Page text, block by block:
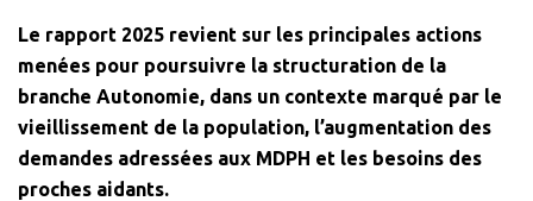
Le rapport 2025 revient sur les principales actions
menées pour poursuivre la structuration de la
branche Autonomie, dans un contexte marqué par le
vieillissement de la population, l’augmentation des
demandes adressées aux MDPH et les besoins des
proches aidants.